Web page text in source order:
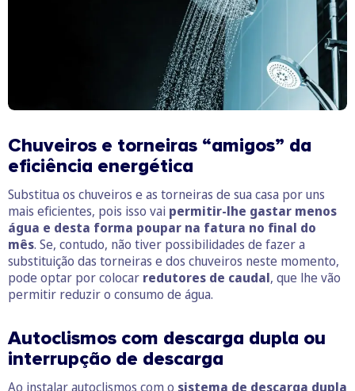
Chuveiros e torneiras “amigos” da
eficiência energética
Substitua os chuveiros e as torneiras de sua casa por uns
mais eficientes, pois isso vai permitir-lhe gastar menos
água e desta forma poupar na fatura no final do
mês. Se, contudo, não tiver possibilidades de fazer a
substituição das torneiras e dos chuveiros neste momento,
pode optar por colocar redutores de caudal, que lhe vão
permitir reduzir o consumo de água.
Autoclismos com descarga dupla ou
interrupção de descarga
Ao instalar autoclismos com o sistema de descarga dupla